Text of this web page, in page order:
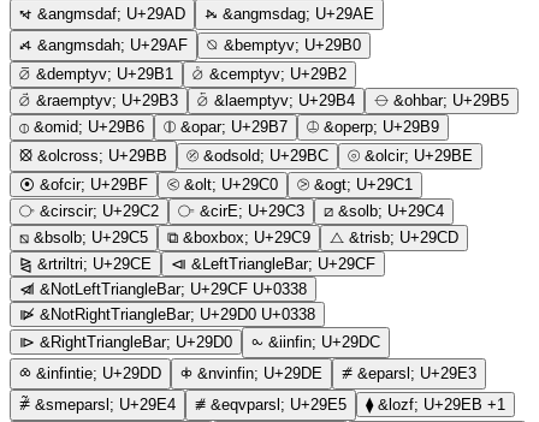
⦭ &angmsdaf; U+29AD ⦮ &angmsdag; U+29AE
⦯ &angmsdah; U+29AF ⦰ &bemptyv; U+29B0
⦱ &demptyv; U+29B1 ⦲ &cemptyv; U+29B2
⦳ &raemptyv; U+29B3 ⦴ &laemptyv; U+29B4 ⦵ &ohbar; U+29B5
⦶ &omid; U+29B6 ⦷ &opar; U+29B7 ⦹ &operp; U+29B9
⦻ &olcross; U+29BB ⦼ &odsold; U+29BC ⦾ &olcir; U+29BE
⦿ &ofcir; U+29BF ⧀ &olt; U+29C0 ⧁ &ogt; U+29C1
⧂ &cirscir; U+29C2 ⧃ &cirE; U+29C3 ⧄ &solb; U+29C4
⧅ &bsolb; U+29C5 ⧉ &boxbox; U+29C9 ⧍ &trisb; U+29CD
⧎ &rtriltri; U+29CE ⧏ &LeftTriangleBar; U+29CF
⧏̸ &NotLeftTriangleBar; U+29CF U+0338
⧐̸ &NotRightTriangleBar; U+29D0 U+0338
⧐ &RightTriangleBar; U+29D0 ⧜ &iinfin; U+29DC
⧝ &infintie; U+29DD ⧞ &nvinfin; U+29DE ⧣ &eparsl; U+29E3
⧤ &smeparsl; U+29E4 ⧥ &eqvparsl; U+29E5 ⧫ &lozf; U+29EB +1